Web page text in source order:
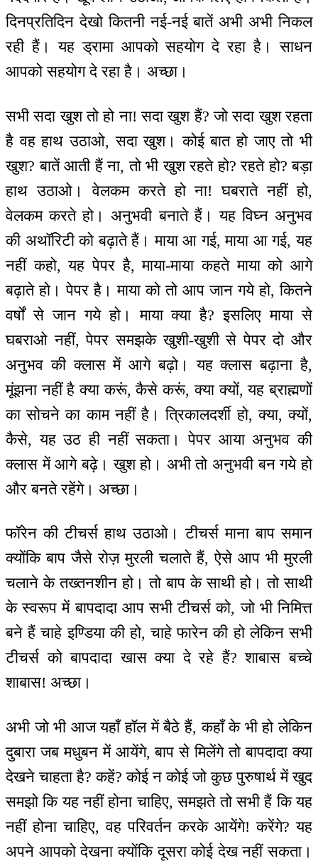
दिनप्रतिदिन देखो कितनी नई-नई बातें अभी अभी निकल
रही हैं। यह ड्रामा आपको सहयोग दे रहा है। साधन
आपको सहयोग दे रहा है। अच्छा।
सभी सदा खुश तो हो ना! सदा खुश हैं? जो सदा खुश रहता
है वह हाथ उठाओ, सदा खुश। कोई बात हो जाए तो भी
खुश? बातें आती हैं ना, तो भी खुश रहते हो? रहते हो? बड़ा
हाथ उठाओ। वेलकम करते हो ना! घबराते नहीं हो,
वेलकम करते हो। अनुभवी बनाते हैं। यह विघ्न अनुभव
की अथॉरिटी को बढ़ाते हैं। माया आ गई, माया आ गई, यह
नहीं कहो, यह पेपर है, माया-माया कहते माया को आगे
बढ़ाते हो। पेपर है। माया को तो आप जान गये हो, कितने
वर्षों से जान गये हो। माया क्या है? इसलिए माया से
घबराओ नहीं, पेपर समझके खुशी-खुशी से पेपर दो और
अनुभव की क्लास में आगे बढ़ो। यह क्लास बढ़ाना है,
मूंझना नहीं है क्या करूं, कैसे करूं, क्या क्यों, यह ब्राह्मणों
का सोचने का काम नहीं है। त्रिकालदर्शी हो, क्या, क्यों,
कैसे, यह उठ ही नहीं सकता। पेपर आया अनुभव की
क्लास में आगे बढ़े। खुश हो। अभी तो अनुभवी बन गये हो
और बनते रहेंगे। अच्छा।
फॉरेन की टीचर्स हाथ उठाओ। टीचर्स माना बाप समान
क्योंकि बाप जैसे रोज़ मुरली चलाते हैं, ऐसे आप भी मुरली
चलाने के तख्तनशीन हो। तो बाप के साथी हो। तो साथी
के स्वरूप में बापदादा आप सभी टीचर्स को, जो भी निमित्त
बने हैं चाहे इण्डिया की हो, चाहे फारेन की हो लेकिन सभी
टीचर्स को बापदादा खास क्या दे रहे हैं? शाबास बच्चे
शाबास! अच्छा।
अभी जो भी आज यहाँ हॉल में बैठे हैं, कहाँ के भी हो लेकिन
दुबारा जब मधुबन में आयेंगे, बाप से मिलेंगे तो बापदादा क्या
देखने चाहता है? कहें? कोई न कोई जो कुछ पुरुषार्थ में खुद
समझो कि यह नहीं होना चाहिए, समझते तो सभी हैं कि यह
नहीं होना चाहिए, वह परिवर्तन करके आयेंगे! करेंगे? यह
अपने आपको देखना क्योंकि दूसरा कोई देख नहीं सकता।